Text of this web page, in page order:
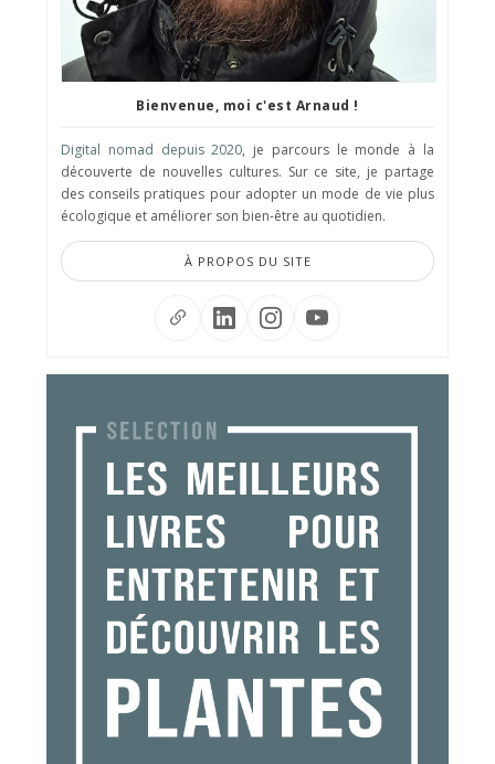
Bienvenue, moi c'est Arnaud !
Digital nomad depuis 2020, je parcours le monde à la
découverte de nouvelles cultures. Sur ce site, je partage
des conseils pratiques pour adopter un mode de vie plus
écologique et améliorer son bien-être au quotidien.
À PROPOS DU SITE